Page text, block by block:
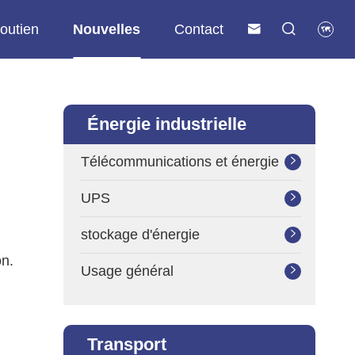
Nouvelles Contact   
Énergie industrielle
Télécommunications et énergie 
UPS 
stockage d'énergie 
Usage général 
Transport